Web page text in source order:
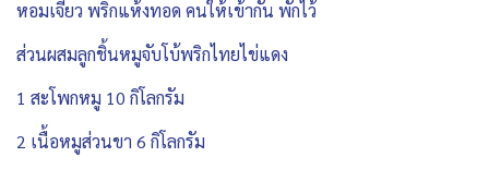
หอมเจียว พริกแห้งทอด คนให้เข้ากัน พักไว้
ส่วนผสมลูกชิ้นหมูจับโบ้พริกไทยไข่แดง
1 สะโพกหมู 10 กิโลกรัม
2 เนื้อหมูส่วนขา 6 กิโลกรัม